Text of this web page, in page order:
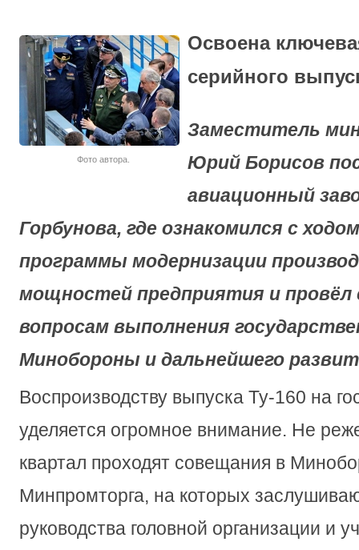
Фото автора.
Освоена
серийного
Заместитель
Юрий Борисов
авиационный
Горбунова, где ознакомился с
программы модернизации
мощностей предприятия и провёл
вопросам выполнения
Минобороны и дальнейшего
Воспроизводству выпуска Ту-160 на
уделяется огромное внимание. Не
квартал проходят совещания в
Минпромторга, на которых
руководства головной организации и